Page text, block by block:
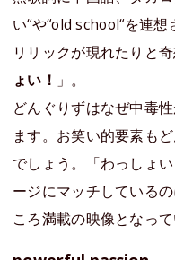
い“や“old school“を連
リリックが現れたりと
ょい！ 」。
どんぐりずはなぜ中毒
ます。お笑い的要素も
でしょう。「わっしょ
ージにマッチしている
ころ満載の映像となって